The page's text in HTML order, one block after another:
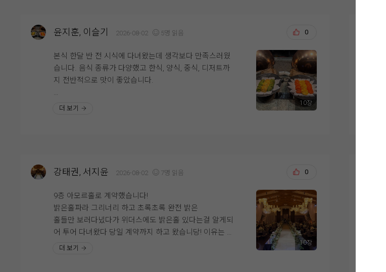
결혼식은 식사가 중요한 부분인데, 영등포 위더스 뷔페는
하객분들을 모실 수 있을 것 같습니다. 개인적으로는 해산
물과 회 코너가 가장 만족스러웠고, 전체적으로 재방문 의
사가 있을 정도로 만족한 시식이었습니다.
것 같다는 생각이 들었습니다.
다양한 메뉴가 준비되어 있었는데, 그중에서도 가장 기억
에 남았던 건 양갈비와 회였어요. 먼저 양갈비는 생각보다
훨씬 부드러웠고 잡내가 전혀 느껴지지 않았어요. 육즙도
풍부하고 고기가 촉촉해서 한입 먹자마자 "이건 꼭 다시 먹
고 싶다"라는 생각이 들 정도였어요.
맛이 전혀 없었고, 식감도 쫄깃해서 계속 손이 가더라고요.
것 같았어요. 다른 뷔페 메뉴들도 전체적으로 깔끔하고 종
류가 다양해서 남녀노소 누구나 맛있게 즐길 수 있을 것 같
았습니다.
특히 부모님과 함께 시식을 진행했는데, 부모님께서도 음
윤지훈, 이슬기 2026-08-02 5명 읽음 0
본식 한달 반 전 시식에 다녀왔는데 생각보다 만족스러웠
습니다. 음식 종류가 다양했고 한식, 양식, 중식, 디저트까
지 전반적으로 맛이 좋았습니다.
특히 스테이크가 안질기고 부드러워서 세번이나 먹었네
뉴는 바로바로 채워주시고, 빈 접시도 빠르게 정리해 주셔
시식 전엔 걱정이 많았으나 직접 시식을 해보니 그런 걱정
할필요가 없었네요. 다가오는 본식이 기대됩니다!
더 보기
10장
강태권, 서지윤 2026-08-02 7명 읽음 0
9층 아모르홀로 계약했습니다!
밝은홀파라 그리너리 하고 초록초록 완전 밝은
홀들만 보러다녔다가 위더스에도 밝은홀 있다는걸 알게되
어 투어 다녀왔다 당일 계약까지 하고 왔습니당! 이유는 홀
이 너무 이뻐서에오! 우드우드한 느낌과 초록초록한 느낌
더 보기
10장